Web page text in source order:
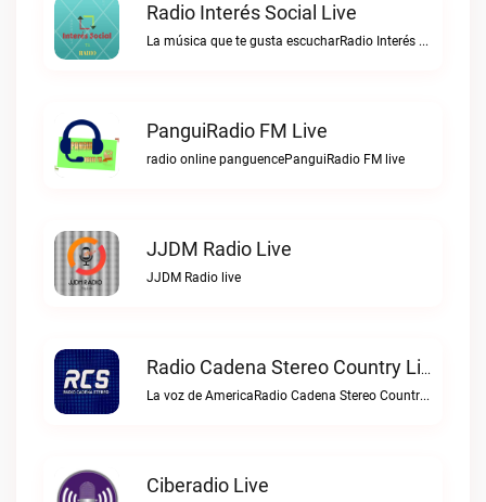
Radio Interés Social Live
La música que te gusta escucharRadio Interés Social live
PanguiRadio FM Live
radio online panguencePanguiRadio FM live
JJDM Radio Live
JJDM Radio live
Radio Cadena Stereo Country Live
La voz de AmericaRadio Cadena Stereo Country live
Ciberadio Live